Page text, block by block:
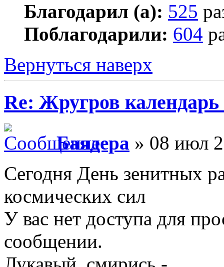
Благодарил (а): 525
Поблагодарили: 604
Вернуться наверх
Re: Жругров календарь
Баядера » 08 июл
Сегодня День зенитных
космических сил
У вас нет доступа для
сообщении.